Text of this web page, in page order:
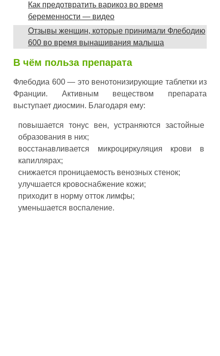
Как предотвратить варикоз во время
беременности — видео
Отзывы женщин, которые принимали Флебодию
600 во время вынашивания малыша
В чём польза препарата
Флебодиа 600 — это венотонизирующие таблетки из
Франции. Активным веществом препарата
выступает диосмин. Благодаря ему:
повышается тонус вен, устраняются застойные
образования в них;
восстанавливается микроциркуляция крови в
капиллярах;
снижается проницаемость венозных стенок;
улучшается кровоснабжение кожи;
приходит в норму отток лимфы;
уменьшается воспаление.